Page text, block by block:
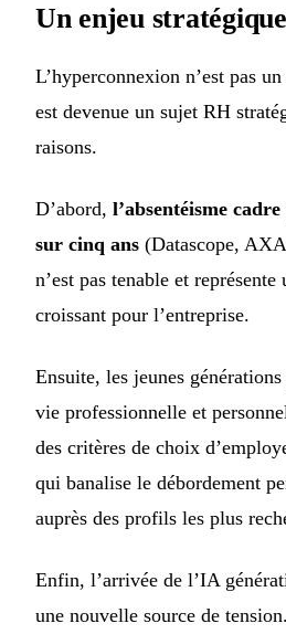
Un enjeu
L’hyperconnexion n’est pas
est devenue un sujet RH
raisons.
D’abord, l’absentéisme
sur cinq ans (Datascope,
n’est pas tenable et
croissant pour l’entreprise.
Ensuite, les jeunes
vie professionnelle et
des critères de choix
qui banalise le débordement
auprès des profils les plus
Enfin, l’arrivée de l’IA
une nouvelle source de